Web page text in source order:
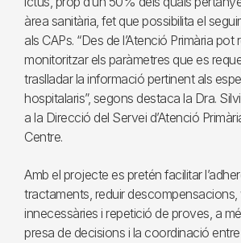
àrea sanitària, fet que possibilita el
als CAPs. “Des de l’Atenció Primària pot
monitoritzar els paràmetres que es
traslladar la informació pertinent als
hospitalaris”, segons destaca la Dra.
a la Direcció del Servei d’Atenció
Centre.
Amb el projecte es pretén facilitar
tractaments, reduir descompensacions,
innecessàries i repetició de proves, a
presa de decisions i la coordinació